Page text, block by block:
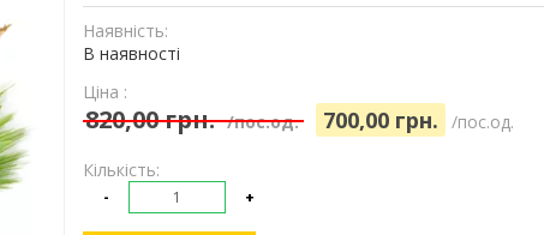
Наявність:
В наявності
Ціна :
820,00 грн. /пос.од. 700,00 грн. /пос.од.
Кількість:
- +